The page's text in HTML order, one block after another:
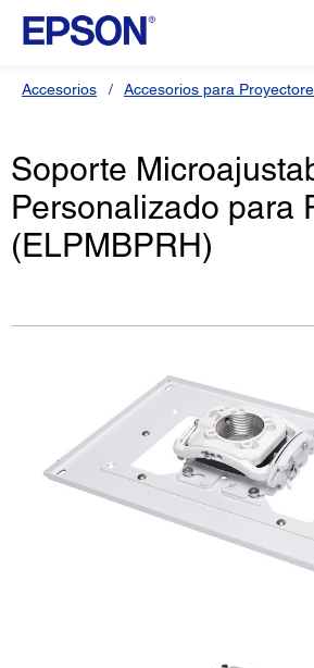
Accesorios Accesorios para
Soporte
Personalizado para
(ELPMBPRH)